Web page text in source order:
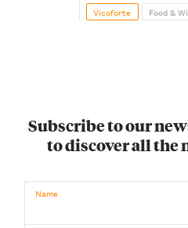
Vicoforte Food &
Subscribe to our
to discover all the
Name